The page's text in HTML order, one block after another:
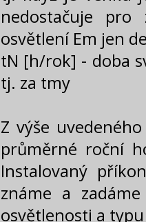
nedostačuje
osvětlení Em jen
tN [h/rok] - doba
tj. za tmy
Z výše
průměrné roční
Instalovaný
známe a
osvětlenosti a